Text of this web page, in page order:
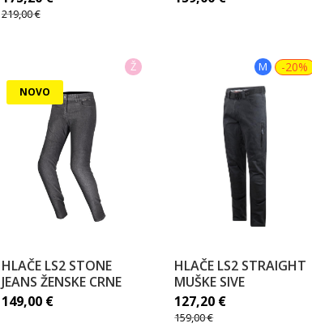
219,00€
Ž
NOVO
HLAČE LS2 STONE
JEANS ŽENSKE CRNE
149,00 €
M -20%
HLAČE LS2 STRAIGHT
MUŠKE SIVE
127,20 €
159,00€